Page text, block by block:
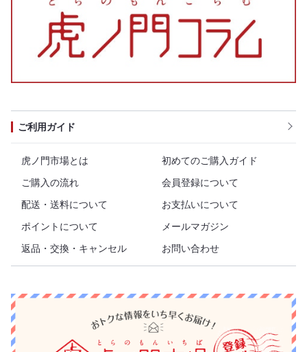
ご利用ガイド
虎ノ門市場とは
初めてのご購入ガイド
ご購入の流れ
会員登録について
配送・送料について
お支払いについて
ポイントについて
メールマガジン
返品・交換・キャンセル
お問い合わせ